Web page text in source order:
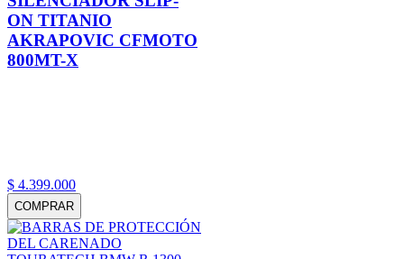
ON TITANIO
AKRAPOVIC CFMOTO
800MT-X
$ 4.399.000
COMPRAR